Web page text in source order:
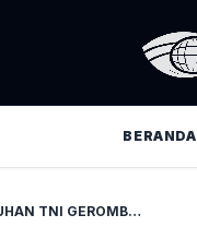
BERANDA
SOAL TUDUHAN TNI GEROMBOLAN; PRAJURIT MARAH JAGA MARWAH, PANGLIMA DIAM JAGA ELEKTABILITAS